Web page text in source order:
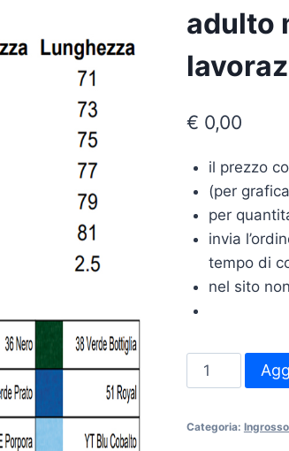
adulto
€ 0,00
il prezzo
(per
per
invia
tempo di
nel sito
Polo
Express
Categoria: